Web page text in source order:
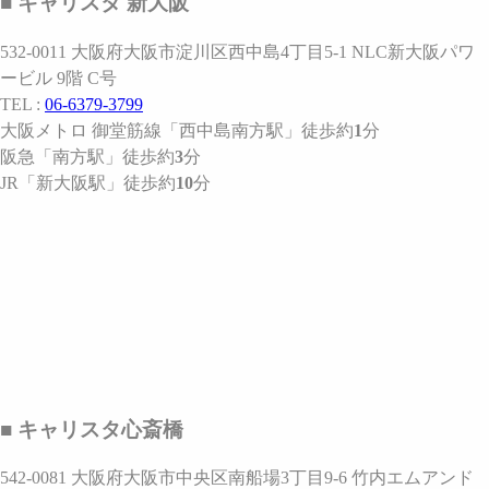
532-0011 大阪府大阪市淀川区西中島4丁目5-1 NLC新大阪パワ
ービル 9階 C号
TEL : 06-6379-3799
大阪メトロ 御堂筋線 「西中島南方駅」 徒歩約1分
阪急
「南方駅」 徒歩約3分
JR
「新大阪駅」 徒歩約10分
■ キャリスタ心斎橋
542-0081 大阪府大阪市中央区南船場3丁目9-6 竹内エムアンド